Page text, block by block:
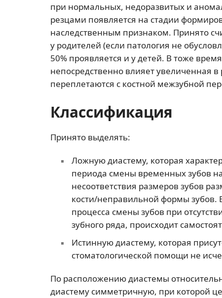
при нормальных, недоразвитых и
резцами появляется на стадии
наследственным признаком. Принято
у родителей (если патология не
50% проявляется и у детей. В тоже
непосредственно влияет увеличенная
переплетаются с костной межзубной
Классификация
Принято выделять:
Ложную диастему, которая
периода смены временных зубов
несоответствия размеров зубов
кости/неправильной формы зубов.
процесса смены зубов при
зубного ряда, происходит
Истинную диастему, которая
стоматологической помощи не
По расположению диастемы
диастему симметричную, при которой